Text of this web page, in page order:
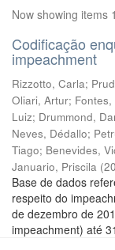
Now showing items
Codificação
impeachment
Rizzotto, Carla;
Oliari, Artur;
Luiz; Drummond,
Neves, Dédallo;
Tiago; Benevides,
Januario, Priscila (
Base de dados
respeito do
de dezembro de
impeachment) até